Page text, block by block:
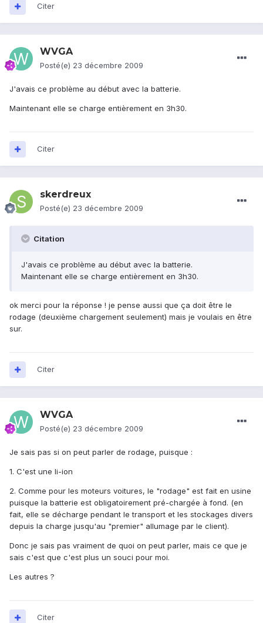
Citer
WVGA
Posté(e) 23 décembre 2009
J'avais ce problème au début avec la batterie.
Maintenant elle se charge entièrement en 3h30.
Citer
skerdreux
Posté(e) 23 décembre 2009
Citation
J'avais ce problème au début avec la batterie.
Maintenant elle se charge entièrement en 3h30.
ok merci pour la réponse ! je pense aussi que ça doit être le
rodage (deuxième chargement seulement) mais je voulais en être
sur.
Citer
WVGA
Posté(e) 23 décembre 2009
Je sais pas si on peut parler de rodage, puisque :
1. C'est une li-ion
2. Comme pour les moteurs voitures, le "rodage" est fait en usine
puisque la batterie est obligatoirement pré-chargée à fond. (en
fait, elle se décharge pendant le transport et les stockages divers
depuis la charge jusqu'au "premier" allumage par le client).
Donc je sais pas vraiment de quoi on peut parler, mais ce que je
sais c'est que c'est plus un souci pour moi.
Les autres ?
Citer